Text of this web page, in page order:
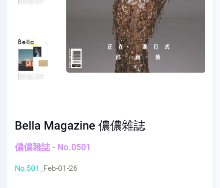
Bella Magazine 儂儂雜誌
儂儂雜誌 - No.0501
No.501_ Feb-01-26